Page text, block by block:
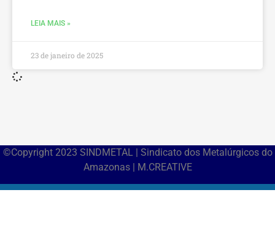
LEIA MAIS »
23 de janeiro de 2025
©Copyright 2023 SINDMETAL | Sindicato dos Metalúrgicos do
Amazonas | M.CREATIVE